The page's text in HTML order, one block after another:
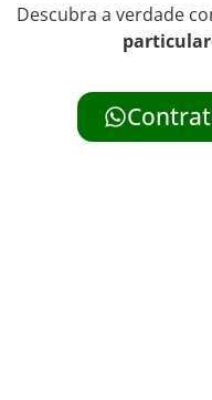
Descubra a verdade